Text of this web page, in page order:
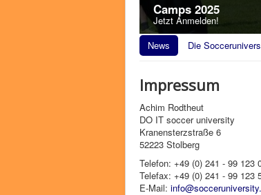
Camps 2025
Jetzt Anmelden!
News
Die
Impressum
Achim Rodtheut
DO IT soccer university
Kranensterzstraße 6
52223 Stolberg
Telefon: +49 (0) 241 - 99 123
Telefax: +49 (0) 241 - 99 123
E-Mail: